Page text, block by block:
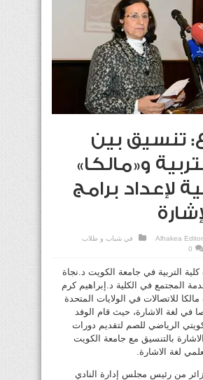
تنسيق بين
و«مالكا»
لإعداد برامج
Alhakea Editor في شباب و طلاب
0
التربية في جامعة الكويت د.نجاة
المجتمع في الكلية د.إبراهيم كرم
للاتصالات في الولايات المتحدة
في لغة الاشارة، حيث قام الوفد
الرياضي للصم لتقديم دورات
بالتنسيق مع جامعة الكويت
لغة الاشارة.
من رئيس مجلس إدارة النادي